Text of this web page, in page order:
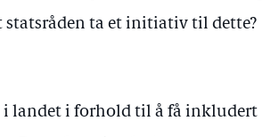
ta et initiativ til dette?
i landet i forhold til å få inkludert